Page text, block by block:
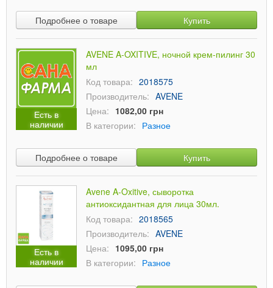
Подробнее о товаре Купить
Есть в
наличии
AVENE A-OXITIVE, ночной крем-пилинг 30
мл
Код товара: 2018575
Производитель: AVENE
Цена: 1082,00 грн
В категории: Разное
Подробнее о товаре Купить
Есть в
наличии
Avene A-Oxitive, сыворотка
антиоксидантная для лица 30мл.
Код товара: 2018565
Производитель: AVENE
Цена: 1095,00 грн
В категории: Разное